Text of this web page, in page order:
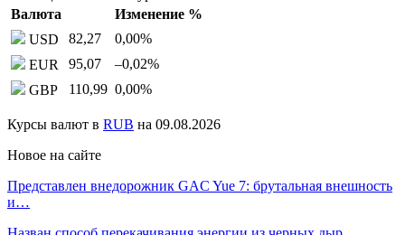
Валюта
Изменение %
USD
82,27 0,00%
EUR
95,07 –0,02%
GBP
110,99 0,00%
Курсы валют в RUB на 09.08.2026
Новое на сайте
Представлен внедорожник GAC Yue 7: брутальная внешность
и…